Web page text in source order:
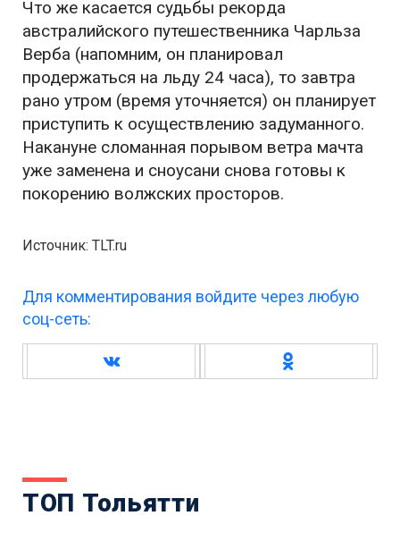
Что же касается судьбы рекорда
австралийского путешественника Чарльза
Верба (напомним, он планировал
продержаться на льду 24 часа), то завтра
рано утром (время уточняется) он планирует
приступить к осуществлению задуманного.
Накануне сломанная порывом ветра мачта
уже заменена и сноусани снова готовы к
покорению волжских просторов.
Источник: TLT.ru
Для комментирования войдите через любую
соц-сеть:
ТОП Тольятти